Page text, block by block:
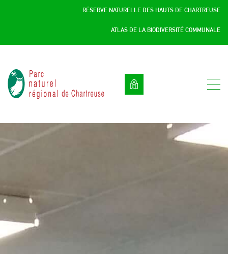
RÉSERVE NATURELLE DES HAUTS DE CHARTREUSE
ATLAS DE LA BIODIVERSITÉ COMMUNALE
Parc
naturel
régional
Chartreuse
Savoie
Alpes,
Panneau de gestion des cookies